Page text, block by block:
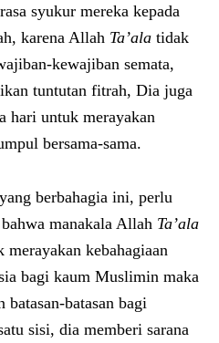
syukur mereka kepada
karena Allah Ta’ala tidak
kewajiban semata,
tuntutan fitrah, Dia juga
hari untuk merayakan
bersama-sama.
berbahagia ini, perlu
manakala Allah Ta’ala
merayakan kebahagiaan
bagi kaum Muslimin maka
batasan bagi
sisi, dia memberi sarana